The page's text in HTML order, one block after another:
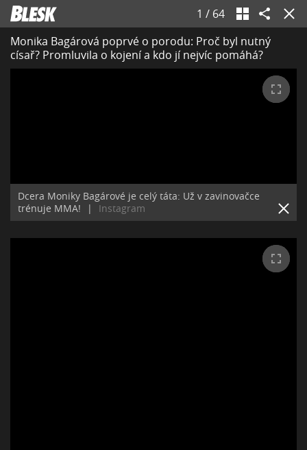
1 / 64
Monika Bagárová poprvé o porodu: Proč byl nutný
císař? Promluvila o kojení a kdo jí nejvíc pomáhá?
Dcera Moniky Bagárové je celý táta: Už v zavinovačce
trénuje MMA!
| Instagram